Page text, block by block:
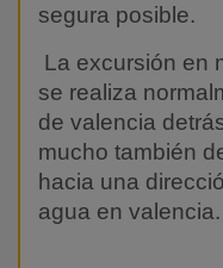
segura posible.
La excursión en
se realiza
de valencia
mucho también
hacia una
agua en valencia.